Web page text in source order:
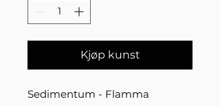
Kjøp kunst
Sedimentum - Flamma